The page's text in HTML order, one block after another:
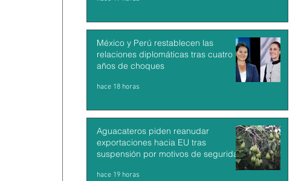
México y Perú restablecen las
relaciones diplomáticas tras cuatro
años de choques
hace 18 horas
Aguacateros piden reanudar
exportaciones hacia EU tras
suspensión por motivos de seguridad
hace 19 horas